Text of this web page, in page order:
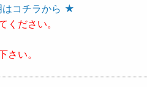
はコチラから ★
ださい。
い。